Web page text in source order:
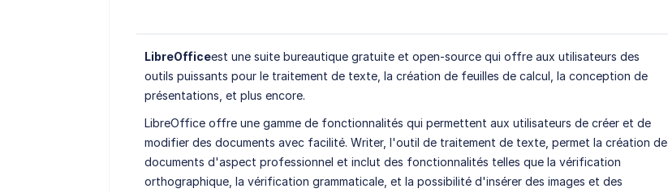
LibreOfficeest une suite bureautique gratuite et open-source qui offre aux utilisateurs des
outils puissants pour le traitement de texte, la création de feuilles de calcul, la conception de
présentations, et plus encore.
LibreOffice offre une gamme de fonctionnalités qui permettent aux utilisateurs de créer et de
modifier des documents avec facilité. Writer, l'outil de traitement de texte, permet la création de
documents d'aspect professionnel et inclut des fonctionnalités telles que la vérification
orthographique, la vérification grammaticale, et la possibilité d'insérer des images et des